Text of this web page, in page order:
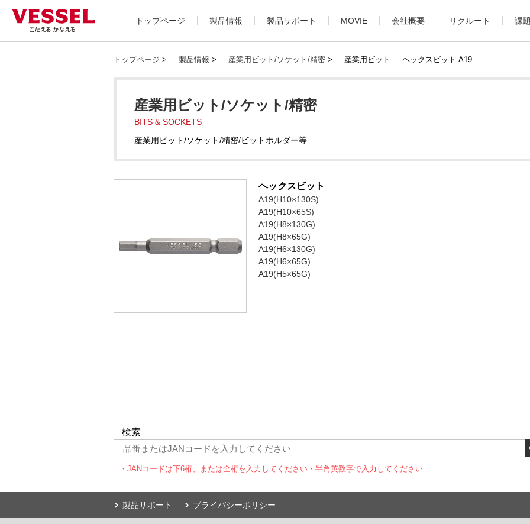
トップページ 製品情報 製品サポート MOVIE 会社概要 リクルート 課
トップページ > 製品情報 > 産業用ビット/ソケット/精密 > 産業用ビット ヘックスビット A19
産業用ビット/ソケット/精密
BITS & SOCKETS
産業用ビット/ソケット/精密/ビットホルダー等
ヘックスビット
A19(H10×130S)
A19(H10×65S)
A19(H8×130G)
A19(H8×65G)
A19(H6×130G)
A19(H6×65G)
A19(H5×65G)
検索
・JANコードは下6桁、または全桁を入力してください ・半角英数字で入力してください
製品サポート プライバシーポリシー